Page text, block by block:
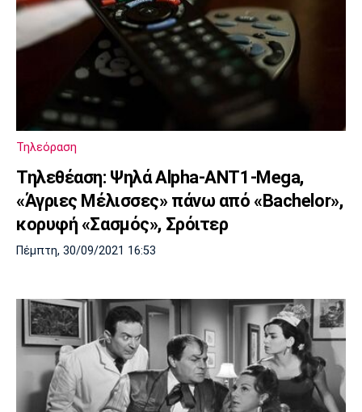
Τηλεόραση
Τηλεθέαση: Ψηλά Alpha-ΑΝΤ1-Mega,
«Άγριες Μέλισσες» πάνω από «Bachelor»,
κορυφή «Σασμός», Σρόιτερ
Πέμπτη, 30/09/2021 16:53